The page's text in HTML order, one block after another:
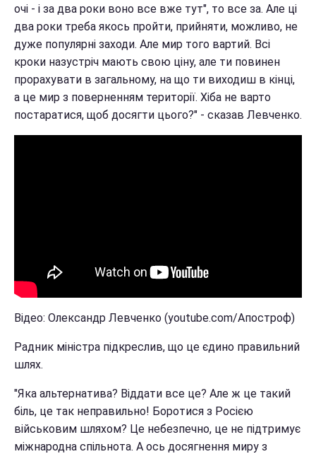
очі - і за два роки воно все вже тут", то все за. Але ці
два роки треба якось пройти, прийняти, можливо, не
дуже популярні заходи. Але мир того вартий. Всі
кроки назустріч мають свою ціну, але ти повинен
прорахувати в загальному, на що ти виходиш в кінці,
а це мир з поверненням території. Хіба не варто
постаратися, щоб досягти цього?" - сказав Левченко.
Відео: Олександр Левченко (youtube.com/Апостроф)
Радник міністра підкреслив, що це єдино правильний
шлях.
"Яка альтернатива? Віддати все це? Але ж це такий
біль, це так неправильно! Боротися з Росією
військовим шляхом? Це небезпечно, це не підтримує
міжнародна спільнота. А ось досягнення миру з